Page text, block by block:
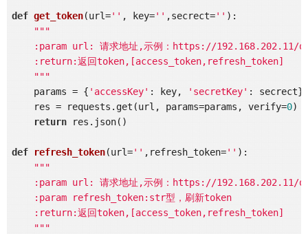
def get_token(url='' , key='' ,secrect='' ) :
"""
:param url: 请求地址,示例：https://192.168.202.11/
    :return:返回token,[access_token,refresh_token]
    """
    params = {
'accessKey' : key, 'secretKey' : secrect}
    res = requests.get(url, params=params, verify=
0)
return res.json()
def refresh_token(url='' ,refresh_token='' ) :
"""
:param url: 请求地址,示例：https://192.168.202.11/
    :param refresh_token:str型，刷新token
    :return:返回token,[access_token,refresh_token]
    """